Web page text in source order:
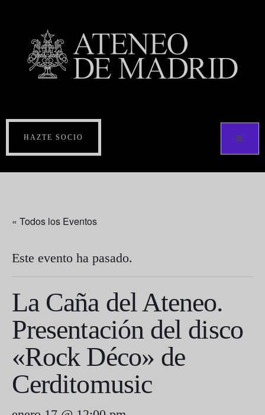
HAZTE SOCIO
« Todos los Eventos
Este evento ha pasado.
La Caña del Ateneo.
Presentación del disco
«Rock Déco» de
Cerditomusic